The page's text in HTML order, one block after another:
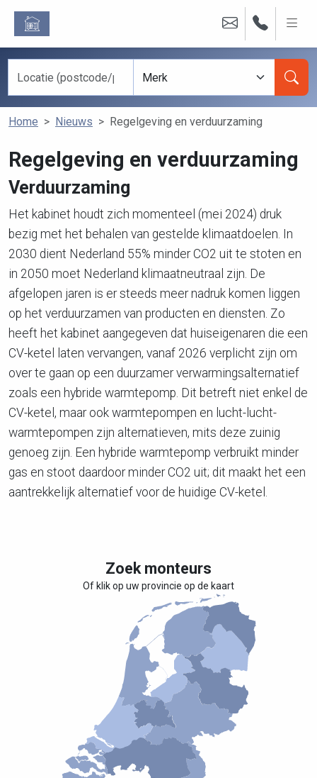
Home Nieuws Regelgeving en verduurzaming
Regelgeving en verduurzaming
Verduurzaming
Het kabinet houdt zich momenteel (mei 2024) druk
bezig met het behalen van gestelde klimaatdoelen. In
2030 dient Nederland 55% minder CO2 uit te stoten en
in 2050 moet Nederland klimaatneutraal zijn. De
afgelopen jaren is er steeds meer nadruk komen liggen
op het verduurzamen van producten en diensten. Zo
heeft het kabinet aangegeven dat huiseigenaren die een
CV-ketel laten vervangen, vanaf 2026 verplicht zijn om
over te gaan op een duurzamer verwarmingsalternatief
zoals een hybride warmtepomp. Dit betreft niet enkel de
CV-ketel, maar ook warmtepompen en lucht-lucht-
warmtepompen zijn alternatieven, mits deze zuinig
genoeg zijn. Een hybride warmtepomp verbruikt minder
gas en stoot daardoor minder CO2 uit; dit maakt het een
aantrekkelijk alternatief voor de huidige CV-ketel.
Zoek monteurs
Of klik op uw provincie op de kaart